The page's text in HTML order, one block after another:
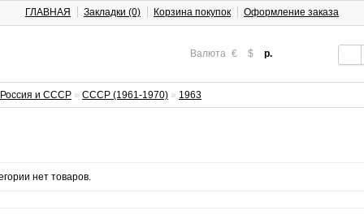
Валюта € $ р.
ГЛАВНАЯ Закладки (0) Корзина покупок Оформление заказа
Россия и СССР » СССР (1961-1970) » 1963
нет товаров.